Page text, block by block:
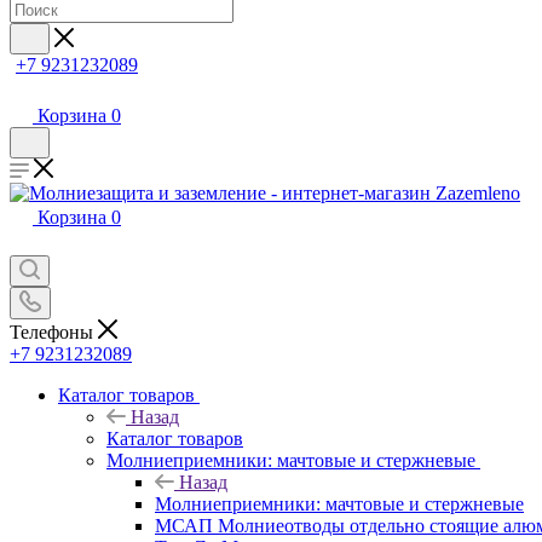
+7 9231232089
Корзина 0
Корзина 0
Телефоны
+7 9231232089
Каталог товаров
Назад
Каталог товаров
Молниеприемники: мачтовые и стержневые
Назад
Молниеприемники: мачтовые и стержневые
МСАП Молниеотводы отдельно стоящие